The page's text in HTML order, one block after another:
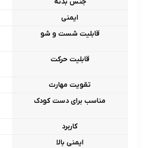
ایمنی
قابلیت شست و شو
قابلیت حرکت
تقویت مهارت
مناسب برای دست کودک
کاربرد
ایمنی بالا